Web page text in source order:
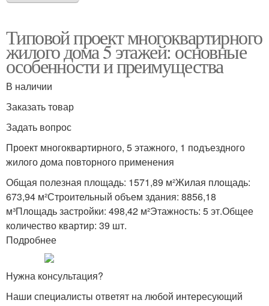
Типовой проект многоквартирного
жилого дома 5 этажей: основные
особенности и преимущества
В наличии
Заказать товар
Задать вопрос
Проект многоквартирного, 5 этажного, 1 подъездного
жилого дома повторного применения
Общая полезная площадь: 1571,89 м²Жилая площадь:
673,94 м²Строительный объем здания: 8856,18
м³Площадь застройки: 498,42 м²Этажность: 5 эт.Общее
количество квартир: 39 шт.
Подробнее
Нужна консультация?
Наши специалисты ответят на любой интересующий